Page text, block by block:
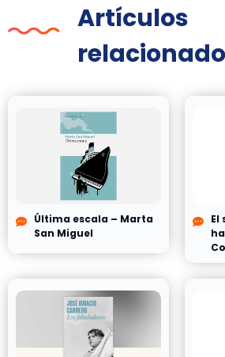
Artículos
Última escala – Marta
San Miguel
El